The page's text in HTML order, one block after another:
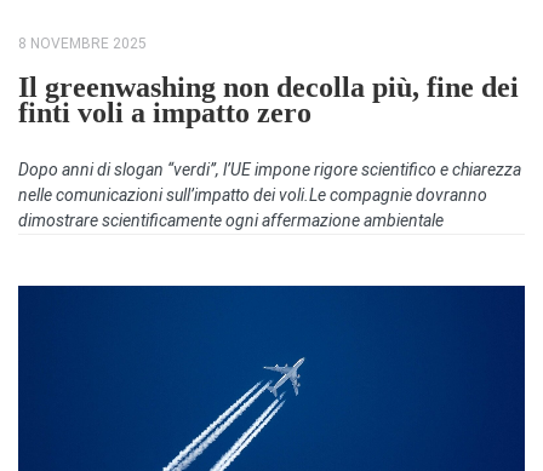
8 NOVEMBRE 2025
Il greenwashing non decolla più, fine dei
finti voli a impatto zero
Dopo anni di slogan “verdi”, l’UE impone rigore scientifico e chiarezza
nelle comunicazioni sull’impatto dei voli.Le compagnie dovranno
dimostrare scientificamente ogni affermazione ambientale